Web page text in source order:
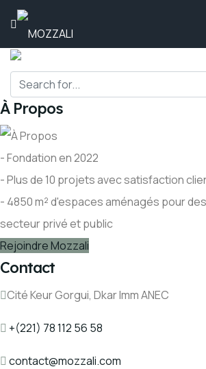
À Propos
- Fondation en 2022
- Plus de 10 projets avec satisfaction
- 4850 m² d'espaces aménagés pour
secteur privé et public
Rejoindre Mozzali
Contact
Cité Keur Gorgui, Dkar Imm ANEC
+(221) 78 112 56 58
contact@mozzali.com